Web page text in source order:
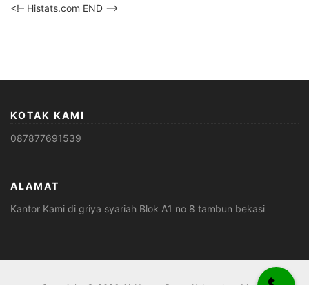
<!– Histats.com END –>
KOTAK KAMI
087877691539
ALAMAT
Kantor Kami di griya syariah Blok A1 no 8 tambun bekasi